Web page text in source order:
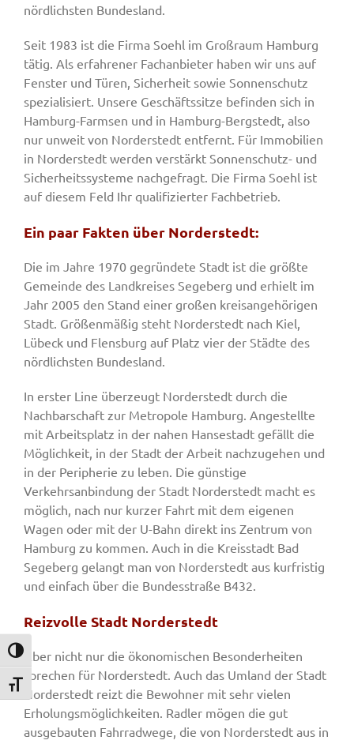
Umschalten auf hohe Kontraste
Schrift vergrößern
nördlichsten Bundesland.
Seit 1983 ist die Firma Soehl im Großraum Hamburg
tätig. Als erfahrener Fachanbieter haben wir uns auf
Fenster und Türen, Sicherheit sowie Sonnenschutz
spezialisiert. Unsere Geschäftssitze befinden sich in
Hamburg-Farmsen und in Hamburg-Bergstedt, also
nur unweit von Norderstedt entfernt. Für Immobilien
in Norderstedt werden verstärkt Sonnenschutz- und
Sicherheitssysteme nachgefragt. Die Firma Soehl ist
auf diesem Feld Ihr qualifizierter Fachbetrieb.
Ein paar Fakten über Norderstedt:
Die im Jahre 1970 gegründete Stadt ist die größte
Gemeinde des Landkreises Segeberg und erhielt im
Jahr 2005 den Stand einer großen kreisangehörigen
Stadt. Größenmäßig steht Norderstedt nach Kiel,
Lübeck und Flensburg auf Platz vier der Städte des
nördlichsten Bundesland.
In erster Line überzeugt Norderstedt durch die
Nachbarschaft zur Metropole Hamburg. Angestellte
mit Arbeitsplatz in der nahen Hansestadt gefällt die
Möglichkeit, in der Stadt der Arbeit nachzugehen und
in der Peripherie zu leben. Die günstige
Verkehrsanbindung der Stadt Norderstedt macht es
möglich, nach nur kurzer Fahrt mit dem eigenen
Wagen oder mit der U-Bahn direkt ins Zentrum von
Hamburg zu kommen. Auch in die Kreisstadt Bad
Segeberg gelangt man von Norderstedt aus kurfristig
und einfach über die Bundesstraße B432.
Reizvolle Stadt Norderstedt
Aber nicht nur die ökonomischen Besonderheiten
sprechen für Norderstedt. Auch das Umland der Stadt
Norderstedt reizt die Bewohner mit sehr vielen
Erholungsmöglichkeiten. Radler mögen die gut
ausgebauten Fahrradwege, die von Norderstedt aus in